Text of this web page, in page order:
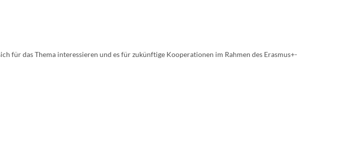
für das Thema interessieren und es für zukünftige Kooperationen im Rahmen des Erasmus+-